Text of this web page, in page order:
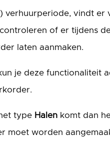
verhuurperiode, vindt
of er tijdens
laten aanmaken.
je deze functionaliteit
type Halen komt dan
moet worden